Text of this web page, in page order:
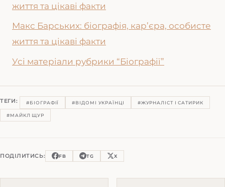
життя та цікаві факти
Макс Барських: біографія, кар’єра, особисте
життя та цікаві факти
Усі матеріали рубрики “Біографії”
ТЕГИ: #БІОГРАФІЇ #ВІДОМІ УКРАЇНЦІ #ЖУРНАЛІСТ І САТИРИК
#МАЙКЛ ЩУР
ПОДІЛИТИСЬ: FB TG X